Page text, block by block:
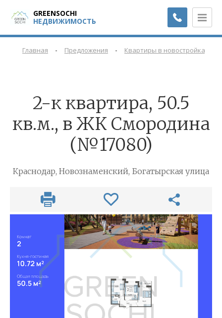
GREENSOCHI
НЕДВИЖИМОСТЬ
Главная - Предложения - Квартиры в новостройках
2-к квартира, 50.5
кв.м., в ЖК Смородина
(№17080)
Краснодар, Новознаменский, Богатырская улица